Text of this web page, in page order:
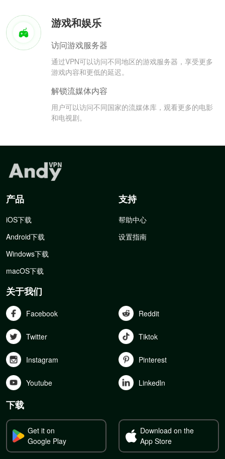
游戏和娱乐
访问游戏服务器
通过VPN可以访问不同地区的游戏服务器，享受更多
游戏内容和更低的延迟。
解锁流媒体内容
用户可以访问不同国家的流媒体库，观看更多的电影
和电视剧。
产品
iOS下载
Android下载
Windows下载
macOS下载
支持
帮助中心
设置指南
关于我们
Facebook Reddit
Twitter Tiktok
Instagram Pinterest
Youtube Linkedln
下载
Get it on
Google Play
Download on the
App Store